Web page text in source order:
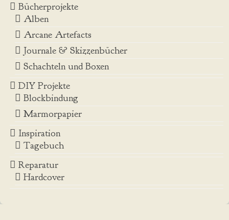
Bücherprojekte
Alben
Arcane Artefacts
Journale & Skizzenbücher
Schachteln und Boxen
DIY Projekte
Blockbindung
Marmorpapier
Inspiration
Tagebuch
Reparatur
Hardcover